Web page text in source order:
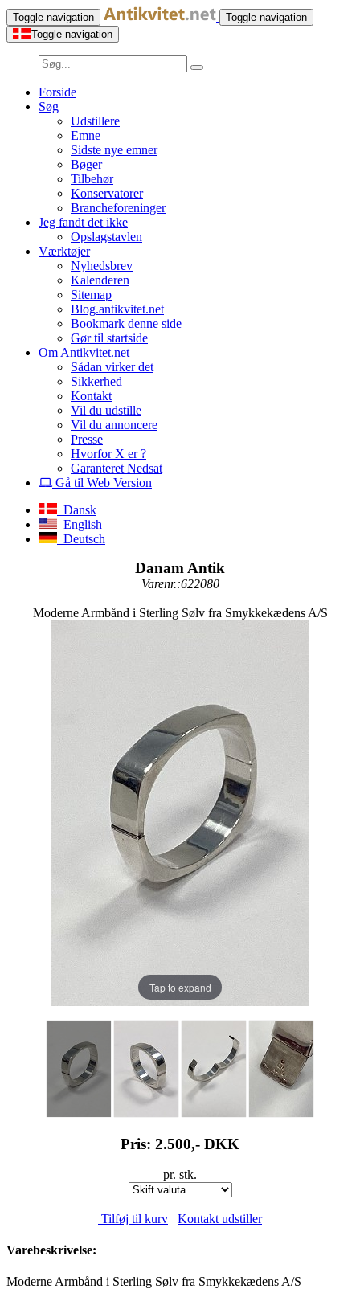
Toggle navigation
Toggle navigation
Toggle navigation
Forside
Søg
Udstillere
Emne
Sidste nye emner
Bøger
Tilbehør
Konservatorer
Brancheforeninger
Jeg fandt det ikke
Opslagstavlen
Værktøjer
Nyhedsbrev
Kalenderen
Sitemap
Blog.antikvitet.net
Bookmark denne side
Gør til startside
Om Antikvitet.net
Sådan virker det
Sikkerhed
Kontakt
Vil du udstille
Vil du annoncere
Presse
Hvorfor X er ?
Garanteret Nedsat
Gå til Web Version
Dansk
English
Deutsch
Danam Antik
Varenr.:622080
Moderne Armbånd i Sterling Sølv fra Smykkekædens A/S
Tap to expand
Pris: 2.500,- DKK
pr. stk.
Tilføj til kurv Kontakt udstiller
Varebeskrivelse:
Moderne Armbånd i Sterling Sølv fra Smykkekædens A/S